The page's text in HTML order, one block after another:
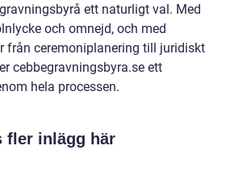
ett naturligt val. Med
och omnejd, och med
från ceremoniplanering till juridiskt
cebbegravningsbyra.se ett
hela processen.
fler inlägg här